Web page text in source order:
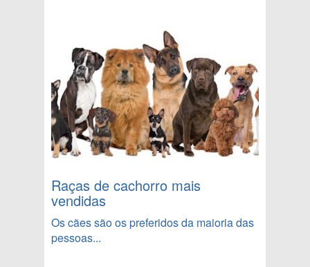
Família
Raças de cachorro mais
vendidas
Os cães são os preferidos da maioria das
pessoas...